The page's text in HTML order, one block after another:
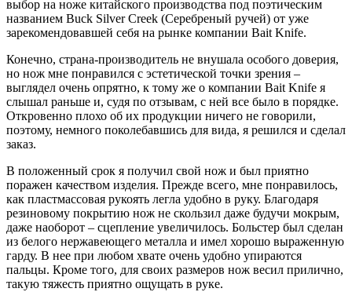
выбор на ноже китайского производства под поэтическим
названием Buck Silver Creek (Серебреный ручей) от уже
зарекомендовавшей себя на рынке компании Bait Knife.
Конечно, страна-производитель не внушала особого доверия,
но нож мне понравился с эстетической точки зрения –
выглядел очень опрятно, к тому же о компании Bait Knife я
слышал раньше и, судя по отзывам, с ней все было в порядке.
Откровенно плохо об их продукции ничего не говорили,
поэтому, немного поколебавшись для вида, я решился и сделал
заказ.
В положенный срок я получил свой нож и был приятно
поражен качеством изделия. Прежде всего, мне понравилось,
как пластмассовая рукоять легла удобно в руку. Благодаря
резиновому покрытию нож не скользил даже будучи мокрым,
даже наоборот – сцепление увеличилось. Больстер был сделан
из белого нержавеющего металла и имел хорошо выраженную
гарду. В нее при любом хвате очень удобно упираются
пальцы. Кроме того, для своих размеров нож весил прилично,
такую тяжесть приятно ощущать в руке.